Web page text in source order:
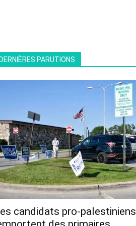
PARUTIONS
candidats pro-palestiniens